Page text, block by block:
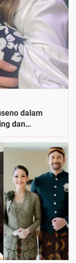
dalam
dan